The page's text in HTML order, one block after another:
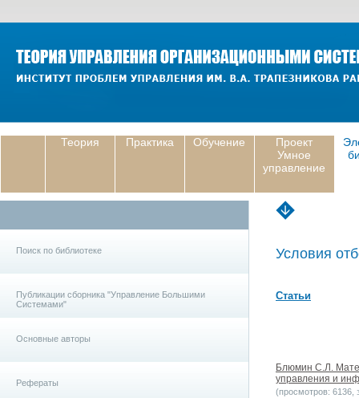
Теория Практика Обучение
Проект
Умное
управление
Поиск по библиотеке
Публикации сборника "Управление Большими
Системами"
Основные авторы
Рефераты
Условия
Статьи
Блюмин С.Л.
управления и
(просмотров: 6136,